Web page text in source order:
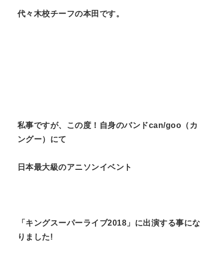
代々木校チーフの本田です。
私事ですが、この度！自身のバンドcan/goo （カ
ングー）にて
日本最大級のアニソンイベント
「キングスーパーライブ2018 」に出演する事にな
りました!